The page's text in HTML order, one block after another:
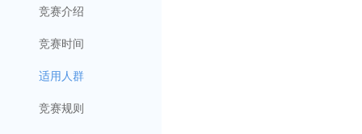
竞赛介绍
竞赛时间
适用人群
竞赛规则